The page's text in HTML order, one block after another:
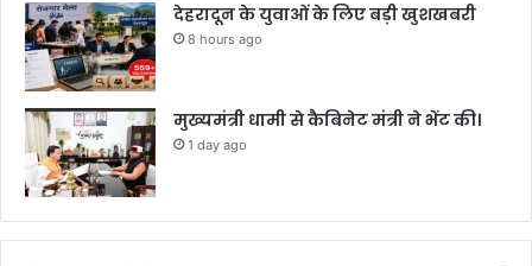
देहरादून के युवाओं के लिए बड़ी खुशखबरी
8 hours ago
मुख्यमंत्री धामी से कैबिनेट मंत्री ने भेंट की।
1 day ago